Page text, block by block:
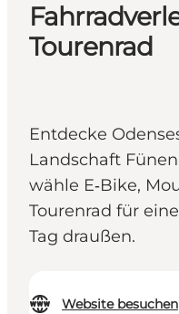
Tourenrad
Entdecke
Landschaft
wähle E‑Bike,
Tourenrad für
Tag draußen.
Website besuchen